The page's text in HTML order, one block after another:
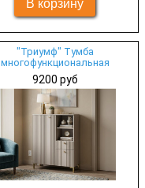
"Триумф" Тумба
многофункциональная
9200 руб